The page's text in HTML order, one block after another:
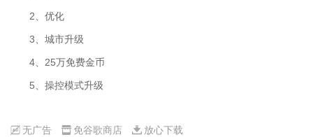
2、优化
3、城市升级
4、25万免费金币
5、操控模式升级
无广告 免谷歌商店 放心下载